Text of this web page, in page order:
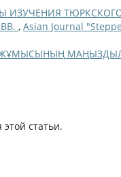
ИЗУЧЕНИЯ
, Asian Journal
ЖҰМЫСЫНЫҢ
этой статьи.